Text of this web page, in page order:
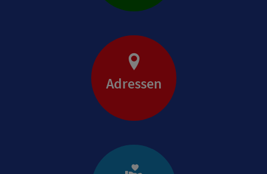
Adressen